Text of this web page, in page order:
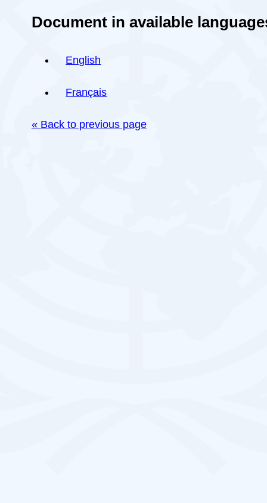
Document in available
English
Français
« Back to previous page